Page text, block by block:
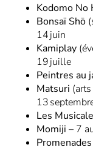
Kodomo No
Bonsaï Shō
14 juin
Kamiplay
19 juille
Peintres au
Matsuri
13
Les
Momiji – 7